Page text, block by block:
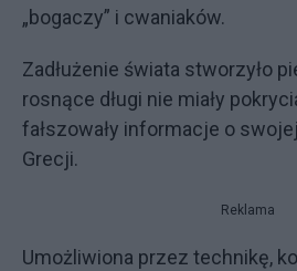
„bogaczy” i cwaniaków.
Zadłużenie świata stworzyło
rosnące długi nie miały
fałszowały informacje o
Grecji.
Reklama
Umożliwiona przez technikę,